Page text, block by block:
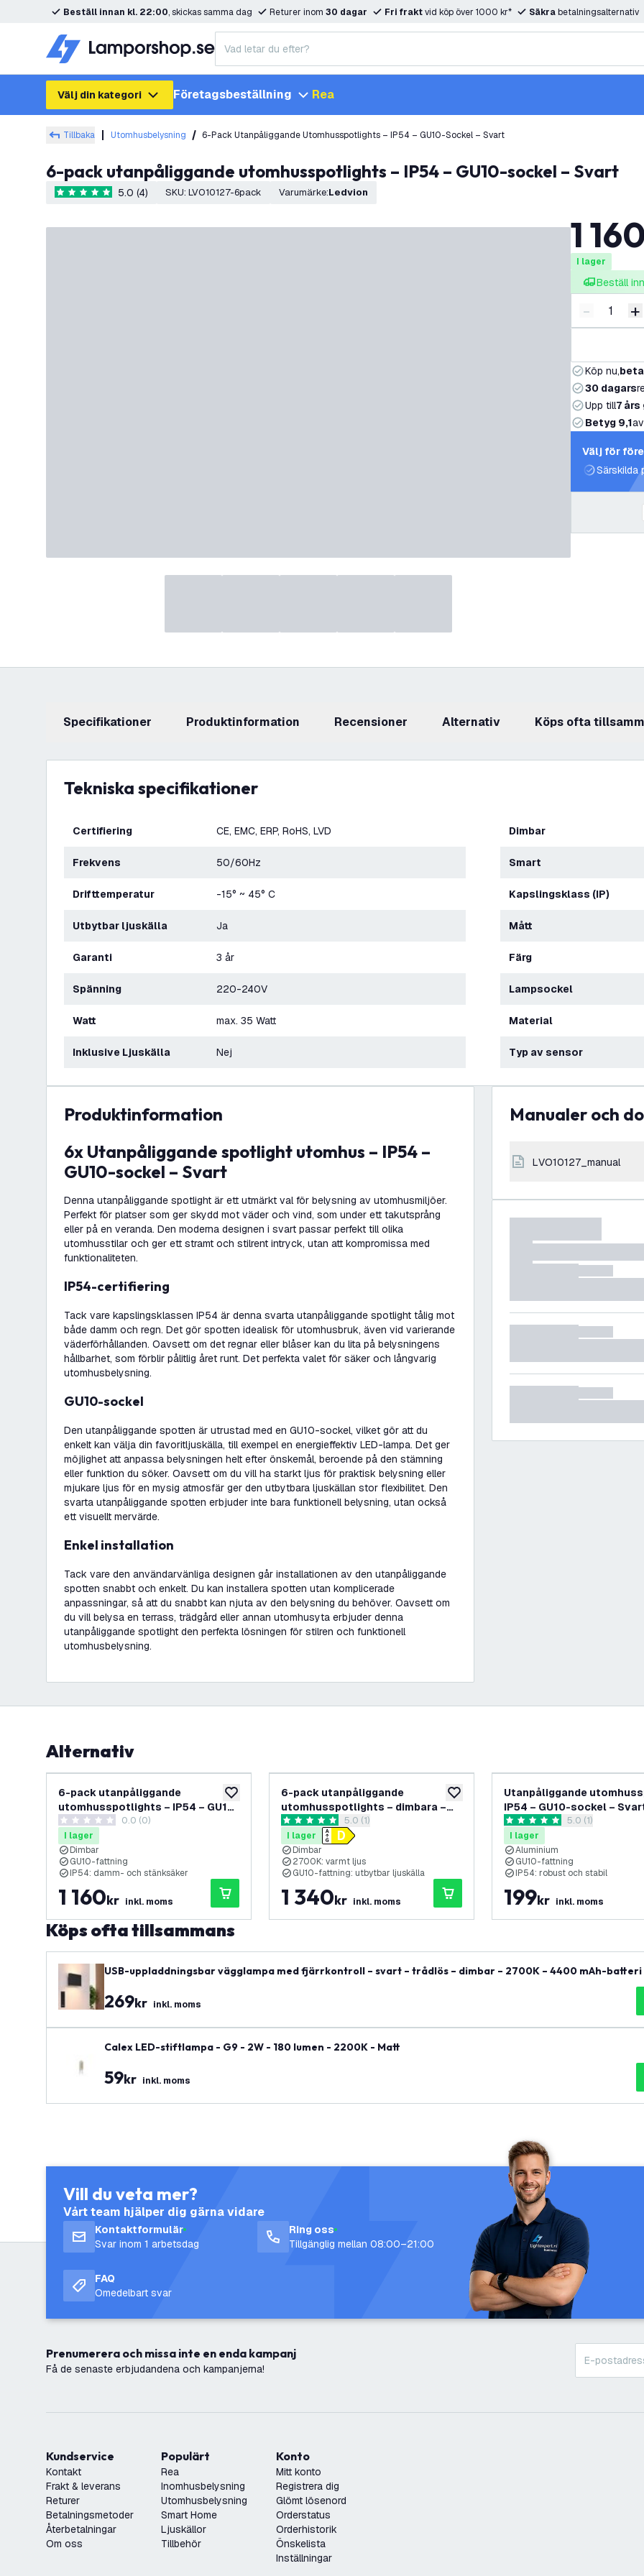
Beställ innan kl. 22:00, skickas samma dag Returer inom 30 dagar Fri fraktvid köp över 1000 kr* Säkrabetalningsalternativ
Välj din kategori Företagsbeställning Rea
Tillbaka Utomhusbelysning 6-Pack Utanpåliggande Utomhusspotlights – IP54 – GU10-Sockel – Svart
6-pack utanpåliggande utomhusspotlights – IP54 – GU10-sockel – Svart
5 stjärnbetyg 5.0 (4) SKU: LVO10127-6pack Varumärke: Ledvion
1 160
I lager
Beställ
Minska
- +
Köp nu,
30 dagars
Upp till7
Betyg 9,1av
Välj för
Särskilda
Specifikationer produktinformation recensioner Alternativ Köps ofta
Tekniska specifikationer
Certifiering CE, EMC, ERP, RoHS, LVD
Frekvens 50/60Hz
Drifttemperatur -15° ~ 45° C
Utbytbar ljuskälla Ja
Garanti 3 år
Spänning 220-240V
Watt max. 35 Watt
Inklusive Ljuskälla Nej
Dimbar
Smart
Kapslingsklass (IP)
Mått
Färg
Lampsockel
Material
Typ av sensor
produktinformation
6x Utanpåliggande spotlight utomhus – IP54 –
GU10-sockel – Svart
Denna utanpåliggande spotlight är ett utmärkt val för belysning av utomhusmiljöer.
Perfekt för platser som ger skydd mot väder och vind, som under ett takutsprång
eller på en veranda. Den moderna designen i svart passar perfekt till olika
utomhusstilar och ger ett stramt och stilrent intryck, utan att kompromissa med
funktionaliteten.
IP54-certifiering
Tack vare kapslingsklassen IP54 är denna svarta utanpåliggande spotlight tålig mot
både damm och regn. Det gör spotten idealisk för utomhusbruk, även vid varierande
väderförhållanden. Oavsett om det regnar eller blåser kan du lita på belysningens
hållbarhet, som förblir pålitlig året runt. Det perfekta valet för säker och långvarig
utomhusbelysning.
GU10-sockel
Den utanpåliggande spotten är utrustad med en GU10-sockel, vilket gör att du
enkelt kan välja din favoritljuskälla, till exempel en energieffektiv LED-lampa. Det ger
möjlighet att anpassa belysningen helt efter önskemål, beroende på den stämning
eller funktion du söker. Oavsett om du vill ha starkt ljus för praktisk belysning eller
mjukare ljus för en mysig atmosfär ger den utbytbara ljuskällan stor flexibilitet. Den
svarta utanpåliggande spotten erbjuder inte bara funktionell belysning, utan också
ett visuellt mervärde.
Enkel installation
Tack vare den användarvänliga designen går installationen av den utanpåliggande
spotten snabbt och enkelt. Du kan installera spotten utan komplicerade
anpassningar, så att du snabbt kan njuta av den belysning du behöver. Oavsett om
du vill belysa en terrass, trädgård eller annan utomhusyta erbjuder denna
utanpåliggande spotlight den perfekta lösningen för stilren och funktionell
utomhusbelysning.
Manualer och
LVO10127_manual
Alternativ
lägg till i önskelistan
6-pack utanpåliggande
utomhusspotlights – IP54 – GU10-
sockel – Vit
0 stjärnbetyg 0.0 (0)
I lager
Dimbar
GU10-fattning
IP54: damm- och stänksäker
1 160kr inkl. moms
lägg till i önskelistan
6-pack utanpåliggande
utomhusspotlights – dimbara –
3W – 2700K – IP54 – svart
öppna recensionspanel
5 stjärnbetyg 5.0 (1)
I lager
Dimbar
2700K: varmt ljus
GU10-fattning: utbytbar ljuskälla
1 340kr inkl. moms
Utanpåliggande
IP54 – GU10-sockel –
öppna
5 stjärnbetyg 5.0 (1)
I lager
Aluminium
GU10-fattning
IP54: robust och stabil
199kr inkl. moms
Köps ofta tillsammans
USB-uppladdningsbar vägglampa med fjärrkontroll – svart – trådlös – dimbar – 2700K – 4400 mAh-batteri
269kr inkl. moms
Calex LED-stiftlampa - G9 - 2W - 180 lumen - 2200K - Matt
59kr inkl. moms
Vill du veta mer?
Vårt team hjälper dig gärna vidare
Kontaktformulär
Svar inom 1 arbetsdag
Ring oss
Tillgänglig mellan 08:00–21:00
FAQ
Omedelbart svar
Prenumerera och missa inte en enda kampanj
Få de senaste erbjudandena och kampanjerna!
Kundservice
Kontakt
Frakt & leverans
Returer
Betalningsmetoder
Återbetalningar
Om oss
Populärt
Rea
Inomhusbelysning
Utomhusbelysning
Smart Home
Ljuskällor
Tillbehör
Konto
Mitt konto
Registrera dig
Glömt lösenord
Orderstatus
Orderhistorik
Önskelista
Inställningar